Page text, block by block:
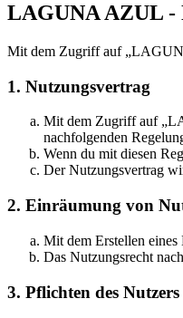
LAGUNA AZUL -
Mit dem Zugriff auf
1. Nutzungsvertrag
Mit dem Zugriff auf
nachfolgenden
Wenn du mit diesen
Der Nutzungsvertrag
2. Einräumung von
Mit dem Erstellen eines
Das Nutzungsrecht
3. Pflichten des Nutzers